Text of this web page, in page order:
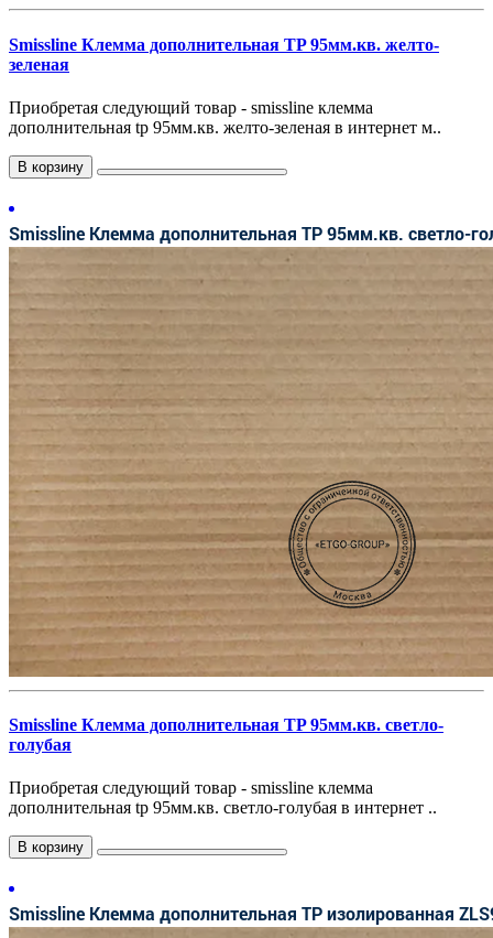
Smissline Клемма дополнительная TP 95мм.кв. желто-
зеленая
Приобретая следующий товар - smissline клемма
дополнительная tp 95мм.кв. желто-зеленая в интернет м..
В корзину
Smissline Клемма дополнительная TP 95мм.кв. светло-
голубая
Приобретая следующий товар - smissline клемма
дополнительная tp 95мм.кв. светло-голубая в интернет ..
В корзину